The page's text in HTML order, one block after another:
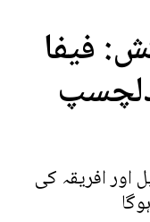
فیفا
کا دلچسپ
اور افریقہ کی